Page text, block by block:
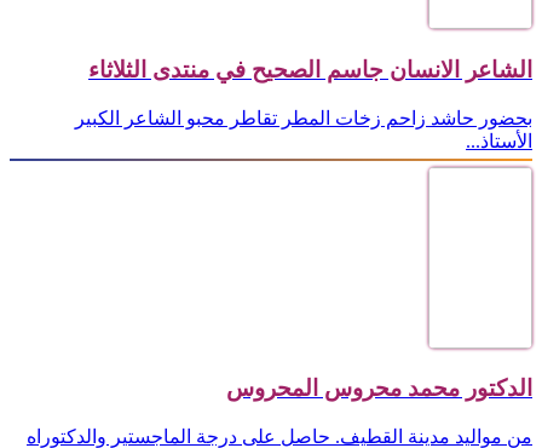
الشاعر الانسان جاسم الصحيح في منتدى الثلاثاء
بحضور حاشد زاحم زخات المطر تقاطر محبو الشاعر الكبير
الأستاذ...
الدكتور محمد محروس المحروس
من مواليد مدينة القطيف. حاصل على درجة الماجستير والدكتوراه